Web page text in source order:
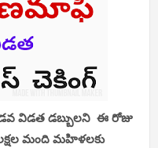
విడత డబ్బులని ఈ రోజు
మంది మహిళలకు